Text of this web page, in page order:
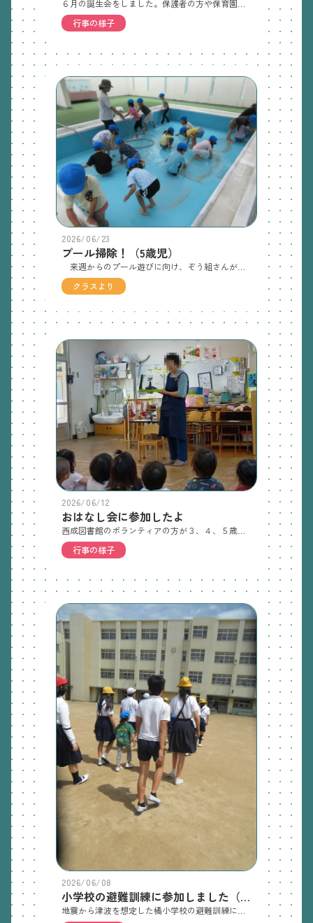
行事の様子
2026/06/23
プール掃除！（5歳児）
クラスより
2026/06/12
おはなし会に参加したよ
行事の様子
2026/06/08
小学校の避難訓練に参加しました（ぞう組）
地震から津波を想定した橘小学校の避難訓練に参加しました。地震発生の放送が流れると保育士のところに集まり、校庭に並びました。生徒も避難してきて、少し緊張気味の園児たち。校長先生のお話も静かに聞いていました。津波警報が出たと放送がかかると、6年生と一緒に図書室へ避難しました。お兄さんお姉さんはとても優しく、連れて行ってくれました。そのあと、図書室で絵本を読んだり、校庭で大休憩の小学生と遊んだりして、先生も優しくて楽しそうな小学校生活に期待を持っているようでした